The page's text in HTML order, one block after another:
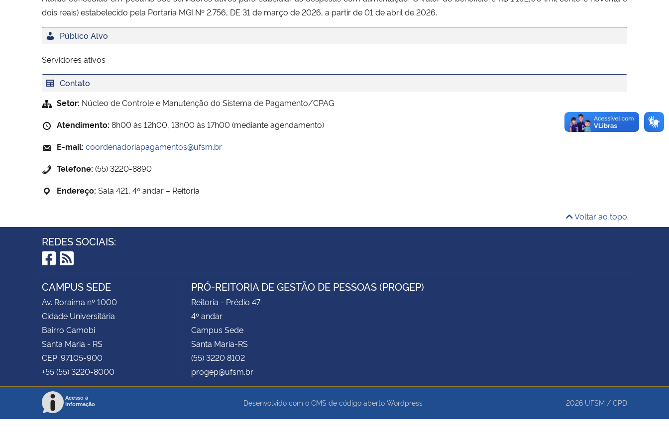
dois reais) estabelecido pela Portaria MGI Nº 2.756, DE 31 de março de 2026, a partir de 01 de abril de 2026.
Público Alvo
Servidores ativos
Contato
Setor: Núcleo de Controle e Manutenção do Sistema de Pagamento/CPAG
Atendimento: 8h00 às 12h00, 13h00 às 17h00 (mediante agendamento)
E-mail: coordenadoriapagamentos@ufsm.br
Telefone: (55) 3220-8890
Endereço: Sala 421, 4º andar – Reitoria
Voltar ao topo
REDES SOCIAIS:
Facebook
RSS
CAMPUS SEDE
Av. Roraima nº 1000
Cidade Universitária
Bairro Camobi
Santa Maria - RS
CEP: 97105-900
+55 (55) 3220-8000
PRÓ-REITORIA DE GESTÃO DE PESSOAS (PROGEP)
Reitoria - Prédio 47
4º andar
Campus Sede
Santa Maria-RS
(55) 3220 8102
progep@ufsm.br
Acesso à
Informação
Desenvolvido com o CMS de código aberto Wordpress 2026 UFSM / CPD